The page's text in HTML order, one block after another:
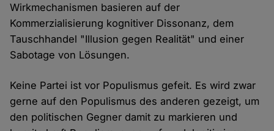
Wirkmechanismen basieren auf der
Kommerzialisierung kognitiver Dissonanz, dem
Tauschhandel "Illusion gegen Realität" und einer
Sabotage von Lösungen.
Keine Partei ist vor Populismus gefeit. Es wird zwar
gerne auf den Populismus des anderen gezeigt, um
den politischen Gegner damit zu markieren und